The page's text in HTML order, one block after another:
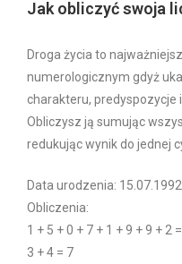
Jak obliczyć swoja
Droga życia to
numerologicznym gdyż
charakteru, predyspozycje
Obliczysz ją sumując
redukując wynik do jednej
Data urodzenia: 15.07.1992
Obliczenia:
1 + 5 + 0 + 7 + 1 + 9 + 9 + 2
3 + 4 = 7